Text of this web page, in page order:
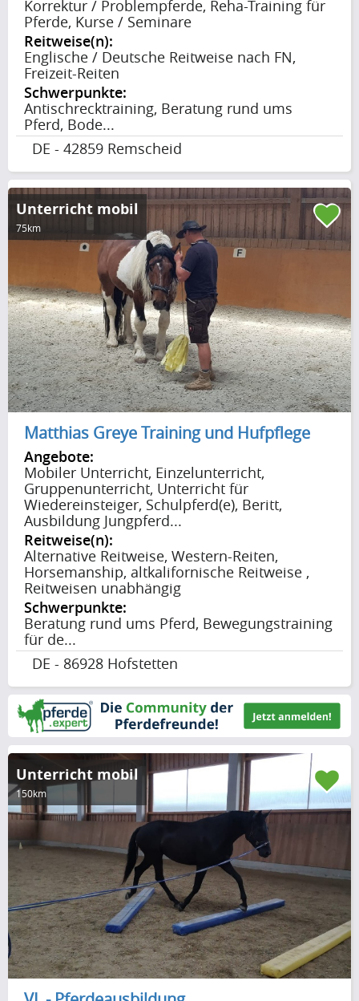
Korrektur / Problempferde, Reha-Training für
Pferde, Kurse / Seminare
Reitweise(n):
Englische / Deutsche Reitweise nach FN,
Freizeit-Reiten
Schwerpunkte:
Antischrecktraining, Beratung rund ums
Pferd, Bode...
DE - 42859 Remscheid
Unterricht mobil
75km
Matthias Greye Training und Hufpflege
Angebote:
Mobiler Unterricht, Einzelunterricht,
Gruppenunterricht, Unterricht für
Wiedereinsteiger, Schulpferd(e), Beritt,
Ausbildung Jungpferd...
Reitweise(n):
Alternative Reitweise, Western-Reiten,
Horsemanship, altkalifornische Reitweise ,
Reitweisen unabhängig
Schwerpunkte:
Beratung rund ums Pferd, Bewegungstraining
für de...
DE - 86928 Hofstetten
Unterricht mobil
150km